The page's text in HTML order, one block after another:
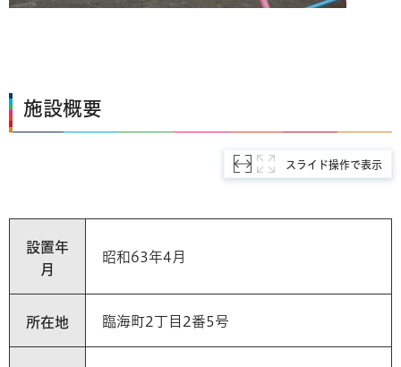
施設概要
スライド操作で表示
設置年
月
昭和63年4月
所在地 臨海町2丁目2番5号